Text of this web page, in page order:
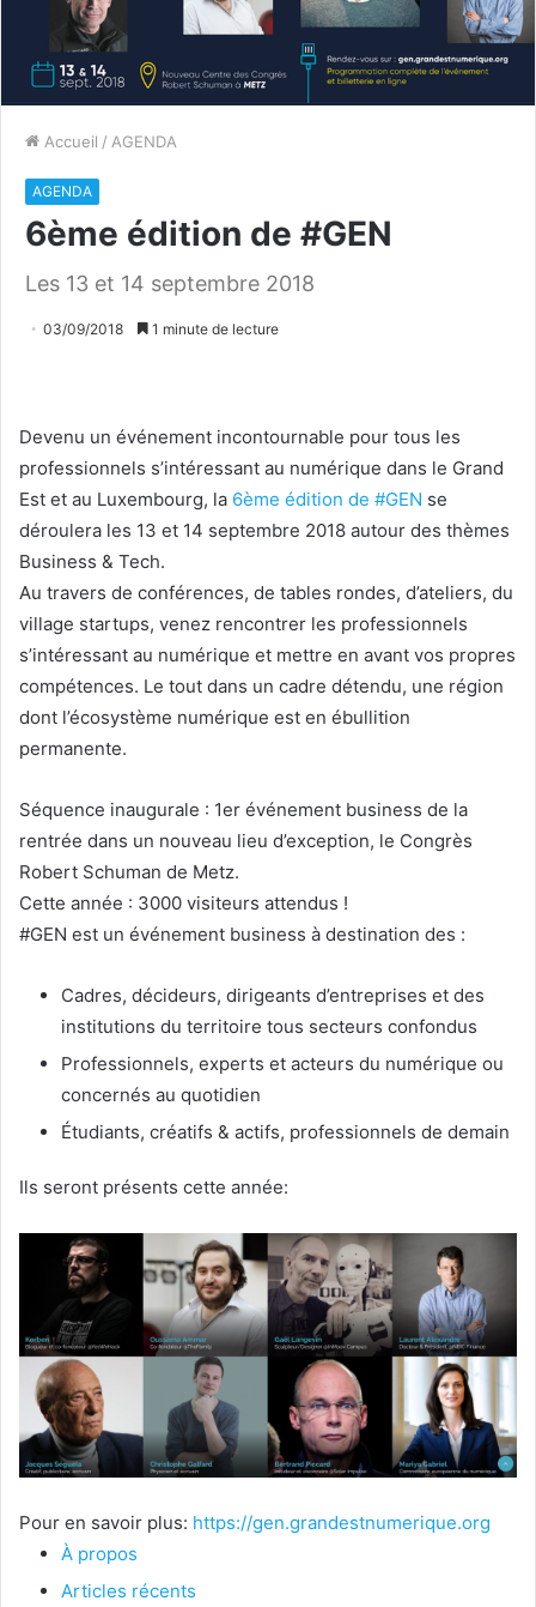
Accueil / AGENDA
AGENDA
6ème édition de #GEN
Les 13 et 14 septembre 2018
03/09/2018 1 minute de lecture
Devenu un événement incontournable pour tous les
professionnels s’intéressant au numérique dans le Grand
Est et au Luxembourg, la 6ème édition de #GEN se
déroulera les 13 et 14 septembre 2018 autour des thèmes
Business & Tech.
Au travers de conférences, de tables rondes, d’ateliers, du
village startups, venez rencontrer les professionnels
s’intéressant au numérique et mettre en avant vos propres
compétences. Le tout dans un cadre détendu, une région
dont l’écosystème numérique est en ébullition
permanente.
Séquence inaugurale : 1er événement business de la
rentrée dans un nouveau lieu d’exception, le Congrès
Robert Schuman de Metz.
Cette année : 3000 visiteurs attendus !
#GEN est un événement business à destination des :
Cadres, décideurs, dirigeants d’entreprises et des
institutions du territoire tous secteurs confondus
Professionnels, experts et acteurs du numérique ou
concernés au quotidien
Étudiants, créatifs & actifs, professionnels de demain
Ils seront présents cette année:
Pour en savoir plus: https://gen.grandestnumerique.org
À propos
Articles récents